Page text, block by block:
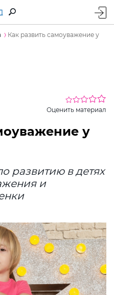
Как развить самоуважение у
Оценить материал
у
развитию в детях
и